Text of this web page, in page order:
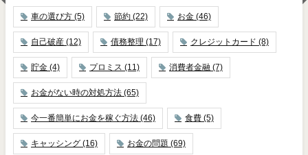
車の選び方 (5) 節約 (22) お金 (46)
自己破産 (12) 債務整理 (17) クレジットカード (8)
貯金 (4) プロミス (11) 消費者金融 (7)
お金がない時の対処方法 (65)
今一番簡単にお金を稼ぐ方法 (46) 食費 (5)
キャッシング (16) お金の問題 (69)